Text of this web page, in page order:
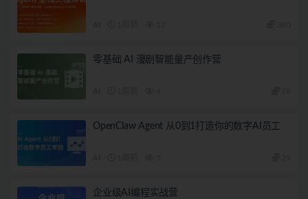
零基础 AI 漫剧智能量产创作营
OpenClaw Agent 从0到1打造你的数字AI员工
企业级AI编程实战营